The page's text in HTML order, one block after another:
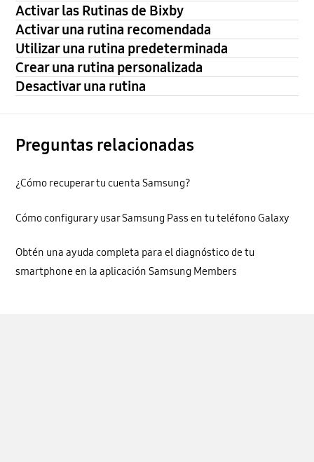
Activar las Rutinas de Bixby
Activar una rutina recomendada
Utilizar una rutina predeterminada
Crear una rutina personalizada
Desactivar una rutina
Preguntas relacionadas
¿Cómo recuperar tu cuenta Samsung?
Cómo configurar y usar Samsung Pass en tu teléfono Galaxy
Obtén una ayuda completa para el diagnóstico de tu
smartphone en la aplicación Samsung Members